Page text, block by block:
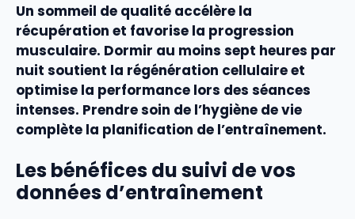
Un sommeil de qualité accélère la
récupération et favorise la progression
musculaire. Dormir au moins sept heures par
nuit soutient la régénération cellulaire et
optimise la performance lors des séances
intenses. Prendre soin de l’hygiène de vie
complète la planification de l’entraînement.
Les bénéfices du suivi de vos
données d’entraînement